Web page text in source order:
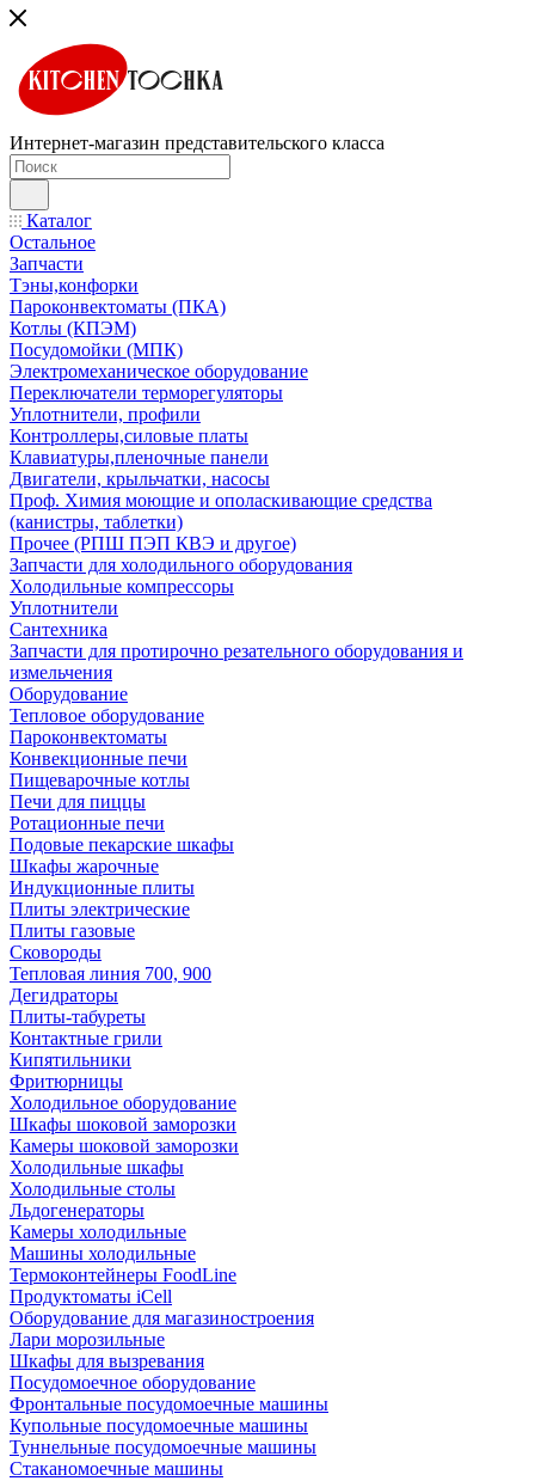
Интернет-магазин представительского класса
Каталог
Остальное
Запчасти
Тэны,конфорки
Пароконвектоматы (ПКА)
Котлы (КПЭМ)
Посудомойки (МПК)
Электромеханическое оборудование
Переключатели терморегуляторы
Уплотнители, профили
Контроллеры,силовые платы
Клавиатуры,пленочные панели
Двигатели, крыльчатки, насосы
Проф. Химия моющие и ополаскивающие средства
(канистры, таблетки)
Прочее (РПШ ПЭП КВЭ и другое)
Запчасти для холодильного оборудования
Холодильные компрессоры
Уплотнители
Сантехника
Запчасти для протирочно резательного оборудования и
измельчения
Оборудование
Тепловое оборудование
Пароконвектоматы
Конвекционные печи
Пищеварочные котлы
Печи для пиццы
Ротационные печи
Подовые пекарские шкафы
Шкафы жарочные
Индукционные плиты
Плиты электрические
Плиты газовые
Сковороды
Тепловая линия 700, 900
Дегидраторы
Плиты-табуреты
Контактные грили
Кипятильники
Фритюрницы
Холодильное оборудование
Шкафы шоковой заморозки
Камеры шоковой заморозки
Холодильные шкафы
Холодильные столы
Льдогенераторы
Камеры холодильные
Машины холодильные
Термоконтейнеры FoodLine
Продуктоматы iCell
Оборудование для магазиностроения
Лари морозильные
Шкафы для вызревания
Посудомоечное оборудование
Фронтальные посудомоечные машины
Купольные посудомоечные машины
Туннельные посудомоечные машины
Стаканомоечные машины